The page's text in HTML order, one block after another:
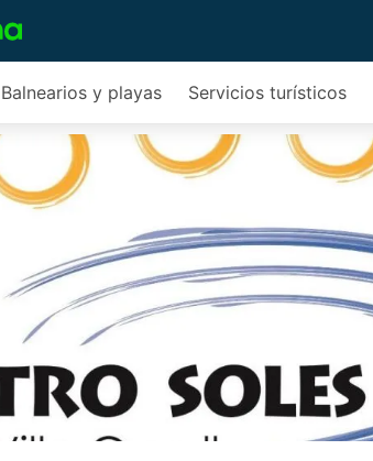
Balnearios y playas Servicios turísticos